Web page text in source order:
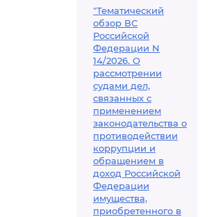
"Тематический
обзор ВС
Российской
Федерации N
14/2026. О
рассмотрении
судами дел,
связанных с
применением
законодательства о
противодействии
коррупции и
обращением в
доход Российской
Федерации
имущества,
приобретенного в